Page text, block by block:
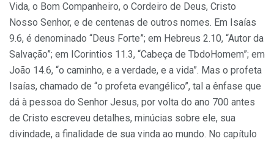
Vida, o Bom Companheiro, o Cordeiro de Deus, Cristo
Nosso Senhor, e de centenas de outros nomes. Em Isaías
9.6, é denominado “Deus Forte”; em Hebreus 2.10, “Autor da
Salvação”; em ICorintios 11.3, “Cabeça de TbdoHomem”; em
João 14.6, “o caminho, e a verdade, e a vida”. Mas o profeta
Isaías, chamado de “o profeta evangélico”, tal a ênfase que
dá à pessoa do Senhor Jesus, por volta do ano 700 antes
de Cristo escreveu detalhes, minúcias sobre ele, sua
divindade, a finalidade de sua vinda ao mundo. No capítulo